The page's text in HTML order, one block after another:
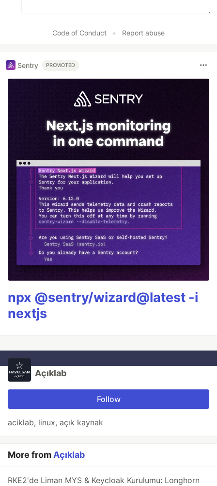
Code of Conduct • Report abuse
Sentry PROMOTED
npx @sentry/wizard@latest -i
nextjs
Açıklab
Follow
aciklab, linux, açık kaynak
More fromAçıklab
RKE2'de Liman MYS & Keycloak Kurulumu: Longhorn